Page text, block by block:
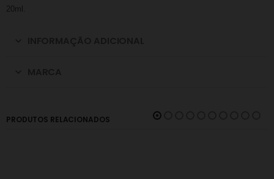
20ml.
PRODUTOS RELACIONADOS